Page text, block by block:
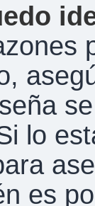
lo
es